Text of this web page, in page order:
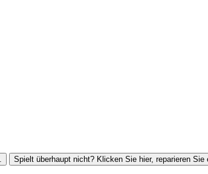
Spielt überhaupt nicht? Klicken Sie hier, reparieren Sie